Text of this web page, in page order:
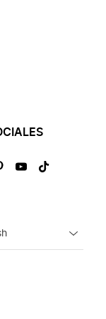
VisítanosVisítanos